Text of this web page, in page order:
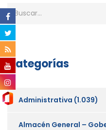
Categorías
Administrativa (1.039)
Almacén General –